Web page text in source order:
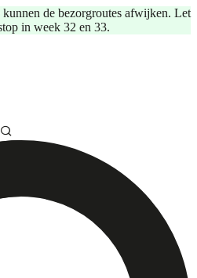
de bezorgroutes afwijken. Let
in week 32 en 33.